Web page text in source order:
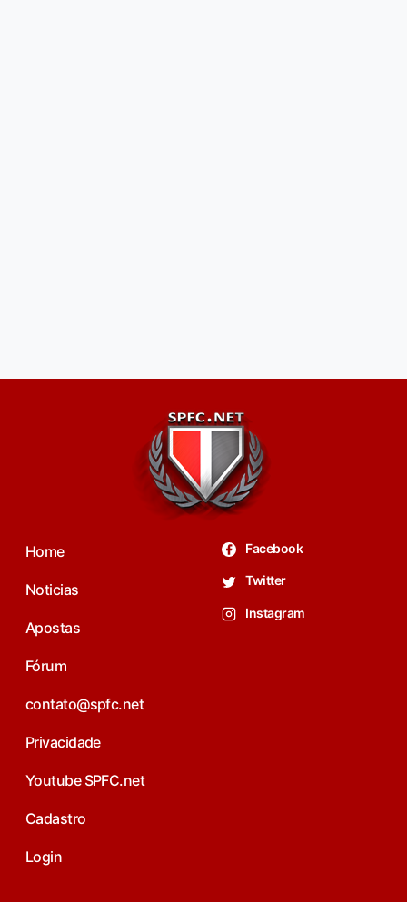
Home
Noticias
Apostas
Fórum
contato@spfc.net
Privacidade
Youtube SPFC.net
Cadastro
Login
Facebook
Twitter
Instagram